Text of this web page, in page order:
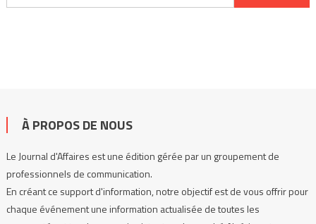
À PROPOS DE NOUS
Le Journal d'Affaires est une édition gérée par un groupement de
professionnels de communication.
En créant ce support d'information, notre objectif est de vous offrir pour
chaque événement une information actualisée de toutes les